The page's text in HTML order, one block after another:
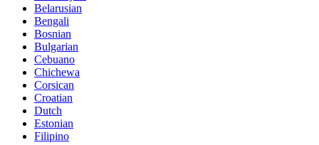
Belarusian
Bengali
Bosnian
Bulgarian
Cebuano
Chichewa
Corsican
Croatian
Dutch
Estonian
Filipino